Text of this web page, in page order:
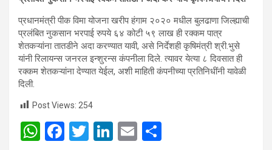
प्रधानमंत्री पीक विमा योजना खरीप हंगाम २०२० मधील बुलढाणा जिल्ह्याची
प्रलंबित नुकसान भरपाई रुपये ६४ कोटी ५९ लाख ही रक्कम पात्र
शेतकऱ्यांना तातडीने अदा करण्यात यावी, असे निर्देशही कृषिमंत्री श्री.भुसे
यांनी रिलायन्स जनरल इन्शुरन्स कंपनीला दिले. त्यावर येत्या ८ दिवसात ही
रक्कम शेतकऱ्यांना देण्यात येईल, अशी माहिती कंपनीच्या प्रतिनिधींनी यावेळी
दिली.
Post Views: 254
W
F
T
Li
E